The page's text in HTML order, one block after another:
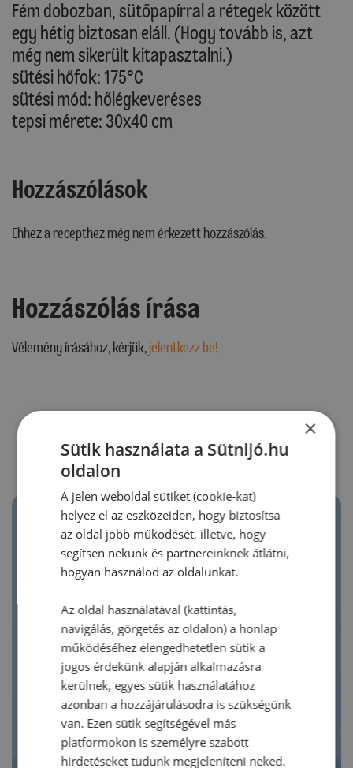
Fém dobozban, sütőpapírral a rétegek között
egy hétig biztosan eláll. (Hogy tovább is, azt
még nem sikerült kitapasztalni.)
sütési hőfok: 175°C
sütési mód: hőlégkeveréses
tepsi mérete: 30x40 cm
Hozzászólások
Ehhez a recepthez még nem érkezett hozzászólás.
Hozzászólás írása
Vélemény írásához, kérjük,jelentkezz be!
RECEPTAJÁNLÓ ×
Sütik használata a Sütnijó.hu
oldalon
A jelen weboldal sütiket (cookie-kat)
helyez el az eszközeiden, hogy biztosítsa
az oldal jobb működését, illetve, hogy
segítsen nekünk és partnereinknek átlátni,
hogyan használod az oldalunkat.
Az oldal használatával (kattintás,
navigálás, görgetés az oldalon) a honlap
működéséhez elengedhetetlen sütik a
jogos érdekünk alapján alkalmazásra
kerülnek, egyes sütik használatához
azonban a hozzájárulásodra is szükségünk
van. Ezen sütik segítségével más
platformokon is személyre szabott
hirdetéseket tudunk megjeleníteni neked.